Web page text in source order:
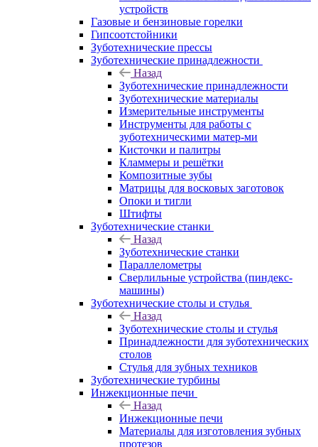
устройств
Газовые и бензиновые горелки
Гипсоотстойники
Зуботехнические прессы
Зуботехнические принадлежности
Назад
Зуботехнические принадлежности
Зуботехнические материалы
Измерительные инструменты
Инструменты для работы с
зуботехническими матер-ми
Кисточки и палитры
Кламмеры и решётки
Композитные зубы
Матрицы для восковых заготовок
Опоки и тигли
Штифты
Зуботехнические станки
Назад
Зуботехнические станки
Параллелометры
Сверлильные устройства (пиндекс-
машины)
Зуботехнические столы и стулья
Назад
Зуботехнические столы и стулья
Принадлежности для зуботехнических
столов
Стулья для зубных техников
Зуботехнические турбины
Инжекционные печи
Назад
Инжекционные печи
Материалы для изготовления зубных
протезов